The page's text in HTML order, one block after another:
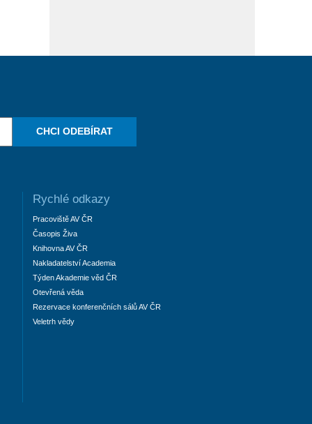
CHCI ODEBÍRAT
Rychlé odkazy
Pracoviště AV ČR
Časopis Živa
Knihovna AV ČR
Nakladatelství Academia
Týden Akademie věd ČR
Otevřená věda
Rezervace konferenčních sálů AV ČR
Veletrh vědy